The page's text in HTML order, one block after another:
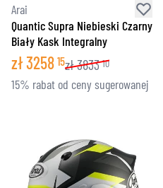
Arai
Quantic Supra Niebieski Czarny
Biały Kask Integralny
zł3258 15zł3833 10
15% rabat od ceny sugerowanej